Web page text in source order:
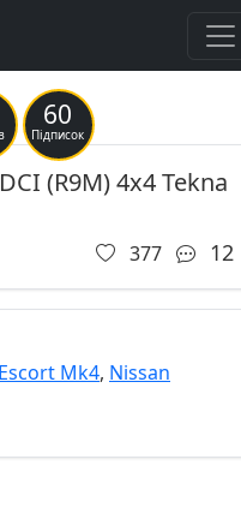
60
Підписок
(R9M) 4x4 Tekna
377 12
Mk4, Nissan